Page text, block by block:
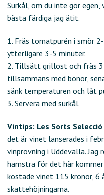
Surkål, om du inte gör egen,
bästa färdiga jag ätit.
1. Fräs tomatpurén i smör
ytterligare 3-5 minuter.
2. Tillsätt grillost och fräs
tillsammans med bönor,
sänk temperaturen och låt
3. Servera med surkål.
Vintips: Les Sorts
det är vinet lanserades i
vinprovning i Uddevalla.
hamstra för det här
kostade vinet 115 kronor, 6
skattehöjningarna.